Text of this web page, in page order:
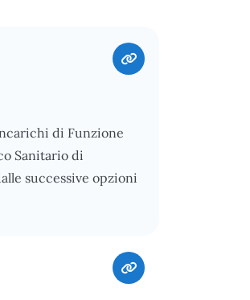
di Funzione
Sanitario di
successive opzioni